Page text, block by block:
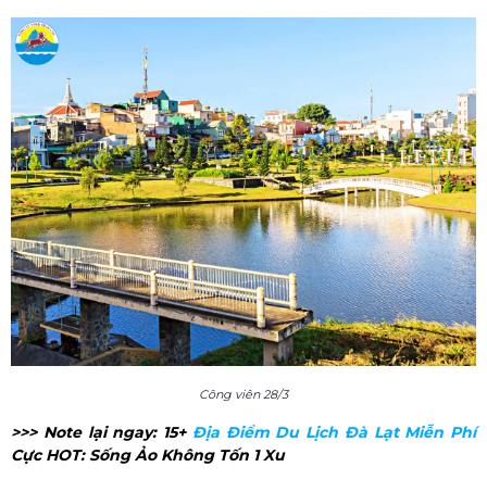
Công viên 28/3
>>> Note lại ngay: 15+ Địa Điểm Du Lịch Đà Lạt Miễn Phí
Cực HOT: Sống Ảo Không Tốn 1 Xu